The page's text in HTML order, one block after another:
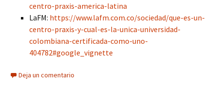
centro-praxis-america-latina
LaFM: https://www.lafm.com.co/sociedad/que-es-un-
centro-praxis-y-cual-es-la-unica-universidad-
colombiana-certificada-como-uno-
404782#google_vignette
Deja un comentario